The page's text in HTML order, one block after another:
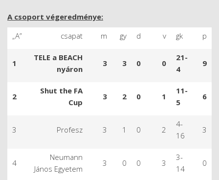
A csoport végeredménye:
„A”
csapat m gy d v gk p
1
TELE a BEACH
nyáron
3 3 0 0
21-
4
9
2
Shut the FA
Cup
3 2 0 1
11-
5
6
3 Profesz 3 1 0 2
4-
16
3
4
Neumann
János Egyetem
3 0 0 3
3-
14
0